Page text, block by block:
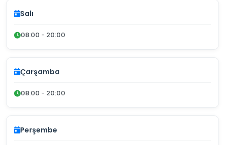
Salı
08:00 - 20:00
Çarşamba
08:00 - 20:00
Perşembe